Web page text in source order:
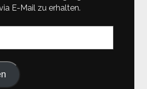
E-Mail zu erhalten.